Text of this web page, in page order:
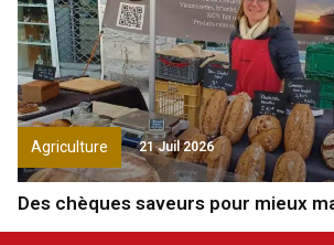
Agriculture 21 Juil 2026
Des chèques saveurs pour mieux